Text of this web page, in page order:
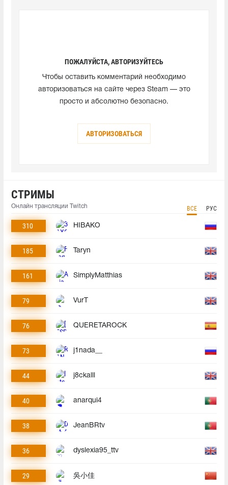
ПОЖАЛУЙСТА, АВТОРИЗУЙТЕСЬ
Чтобы оставить комментарий необходимо
авторизоваться на сайте через Steam — это
просто и абсолютно безопасно.
АВТОРИЗОВАТЬСЯ
СТРИМЫ
Онлайн трансляции Twitch ВСЕ РУС
310 HIBAKO
185 Taryn
161 SimplyMatthias
79 VurT
76 QUERETAROCK
73 j1nada__
44 j8ckalll
40 anarqui4
38 JeanBRtv
36 dyslexia95_ttv
29 吳小佳